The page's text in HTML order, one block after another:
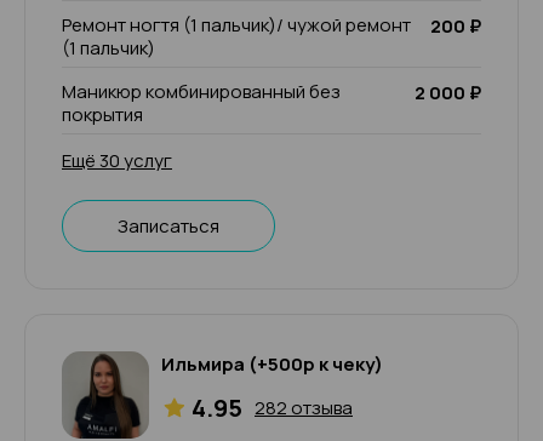
Ремонт ногтя (1 пальчик)/ чужой ремонт
(1 пальчик)
200 ₽
Маникюр комбинированный без
покрытия
2 000 ₽
Ещё 30 услуг
Записаться
Ильмира (+500р к чеку)
4.95 282 отзыва